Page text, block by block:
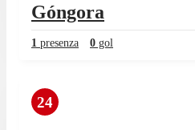
Góngora
1 presenza 0 gol
24